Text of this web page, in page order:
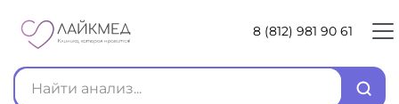
8 (812) 981 90 61